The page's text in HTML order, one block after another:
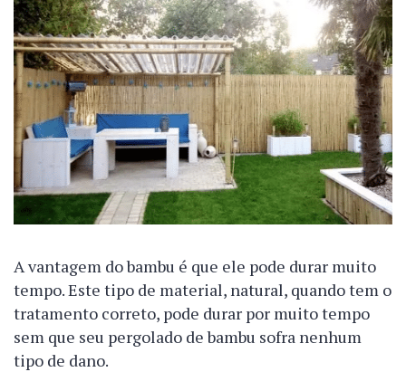
A vantagem do bambu é que ele pode durar muito
tempo. Este tipo de material, natural, quando tem o
tratamento correto, pode durar por muito tempo
sem que seu pergolado de bambu sofra nenhum
tipo de dano.